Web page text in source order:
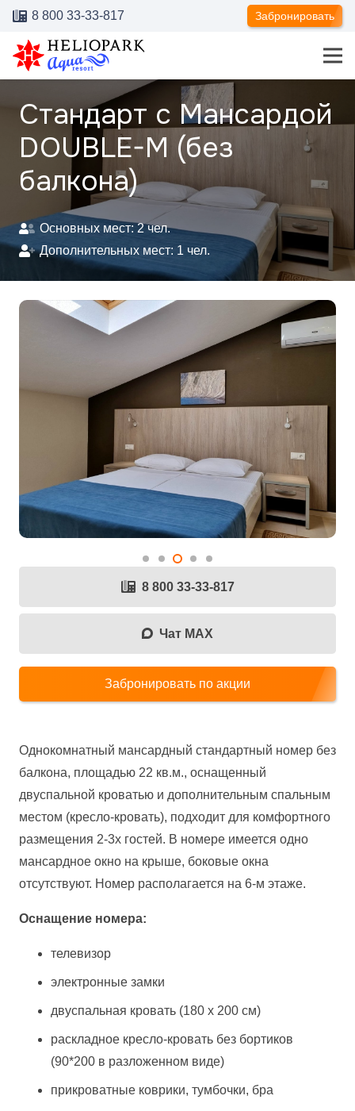
8 800 33-33-817 Забронировать
Стандарт с Мансардой
DOUBLE-M (без
балкона)
Основных мест: 2чел.
Дополнительных мест: 1 чел.
Однокомнатный мансардный стандартный номер без
балкона, площадью 22 кв.м., оснащенный
двуспальной кроватью и дополнительным спальным
местом (кресло-кровать), подходит для комфортного
размещения 2-3х гостей. В номере имеется одно
мансардное окно на крыше, боковые окна
отсутствуют. Номер располагается на 6-м этаже.
Оснащение номера:
телевизор
электронные замки
двуспальная кровать (180 х 200 см)
раскладное кресло-кровать без бортиков
(90*200 в разложенном виде)
прикроватные коврики, тумбочки, бра
8 800 33-33-817
Чат MAX
Забронировать по акции